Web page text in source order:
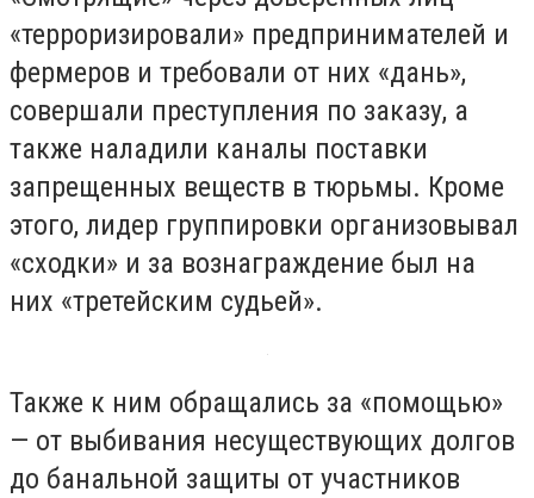
«терроризировали» предпринимателей и
фермеров и требовали от них «дань»,
совершали преступления по заказу, а
также наладили каналы поставки
запрещенных веществ в тюрьмы. Кроме
этого, лидер группировки организовывал
«сходки» и за вознаграждение был на
них «третейским судьей».
Также к ним обращались за «помощью»
— от выбивания несуществующих долгов
до банальной защиты от участников